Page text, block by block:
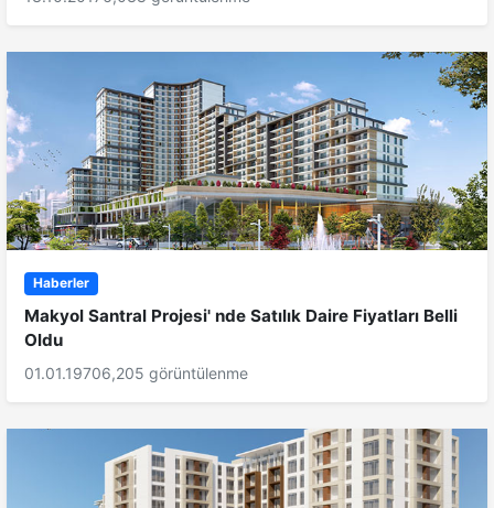
Haberler
Makyol Santral Projesi' nde Satılık Daire Fiyatları Belli
Oldu
01.01.19706,205 görüntülenme